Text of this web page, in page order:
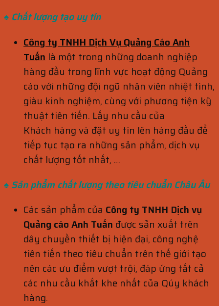
♠ Chất lượng tạo uy tín
Công ty TNHH Dịch Vụ Quảng Cáo Anh
Tuấn là một trong những doanh nghiệp
hàng đầu trong lĩnh vực hoạt động Quảng
cáo với những đội ngũ nhân viên nhiệt tình,
giàu kinh nghiệm, cùng với phương tiện kỹ
thuật tiên tiến. Lấy nhu cầu của
Khách hàng và đặt uy tín lên hàng đầu để
tiếp tục tạo ra những sản phẩm, dịch vụ
chất lượng tốt nhất, …
♠ Sản phẩm chất lượng theo tiêuchuẩn Châu Âu
Các sản phẩm của Công ty TNHH Dịch vụ
Quảng cáo Anh Tuấn được sản xuất trên
dây chuyền thiết bị hiện đại, công nghệ
tiên tiến theo tiêu chuẩn trên thế giới tạo
nên các ưu điểm vượt trội, đáp ứng tất cả
các nhu cầu khắt khe nhất của Qúy khách
hàng.